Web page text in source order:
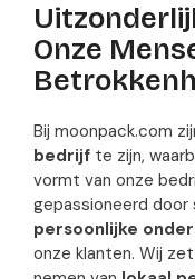
Onze
Bij moonpack.com
bedrijf te zijn,
vormt van onze
gepassioneerd
persoonlijke
onze klanten. Wij